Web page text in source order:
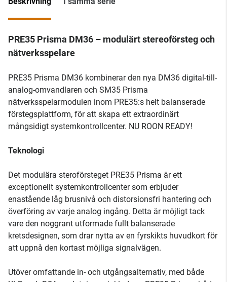
PRE35 Prisma DM36 – modulärt stereoförsteg och
nätverksspelare
PRE35 Prisma DM36 kombinerar den nya DM36 digital-till-
analog-omvandlaren och SM35 Prisma
nätverksspelarmodulen inom PRE35:s helt balanserade
förstegsplattform, för att skapa ett extraordinärt
mångsidigt systemkontrollcenter. NU ROON READY!
Teknologi
Det modulära steroförsteget PRE35 Prisma är ett
exceptionellt systemkontrollcenter som erbjuder
enastående låg brusnivå och distorsionsfri hantering och
överföring av varje analog ingång. Detta är möjligt tack
vare den noggrant utformade fullt balanserade
kretsdesignen, som drar nytta av en fyrskikts huvudkort för
att uppnå den kortast möjliga signalvägen.
Utöver omfattande in- och utgångsalternativ, med både